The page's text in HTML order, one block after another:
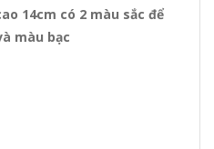
14cm có 2 màu sắc để
màu bạc